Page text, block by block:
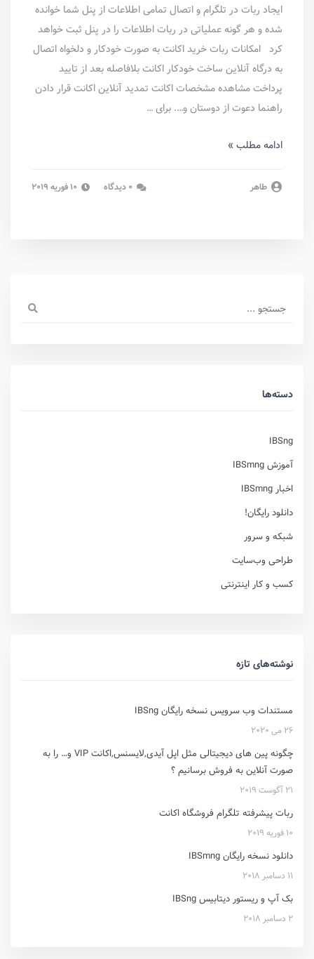
ایجاد ربات در تلگرام و اتصال تمامی اطلاعات از پنل شما خوانده
شده و هر گونه عملیاتی در ربات اطلاعات را در پنل ثبت خواهد
کرد امکانات ربات خرید اکانت به صورت خودکار و دلخواه اتصال
به درگاه آنلاین ساخت خودکار اکانت بلافاصله بعد از تایید
پرداخت مشاهده مشخصات اکانت تمدید آنلاین اکانت قرار دادن
راهنما دعوت از دوستان و…. برای …
ادامه مطلب »
طاهر
دسته‌ها
IBSng
آموزش IBSmng
اخبار IBSmng
دانلود رایگان!
شبکه و سرور
طراحی وب‌سایت
کسب و کار اینترنتی
نوشته‌های تازه
مستندات وب سرویس نسخه رایگان IBSng
26 می 2020
چگونه پین های دیجیتالی مثل اپل آیدی,لایسنس,اکانت VIP و… را به
صورت آنلاین به فروش برسانیم ؟
21 آگوست 2019
ربات پیشرفته تلگرام فروشگاه اکانت
10 فوریه 2019
دانلود نسخه رایگان IBSmng
11 دسامبر 2018
بک آپ و ریستور دیتابیس IBSng
2 دسامبر 2018